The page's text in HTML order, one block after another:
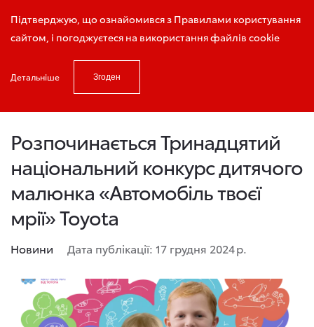
Підтверджую, що ознайомився з Правилами користування
сайтом, і погоджуєтеся на використання файлів cookie
Детальніше Згоден
Запис на тест - драйв
Розпочинається Тринадцятий
національний конкурс дитячого
малюнка «Автомобіль твоєї
мрії» Toyota
Новини Дата публікації: 17 грудня 2024 р.